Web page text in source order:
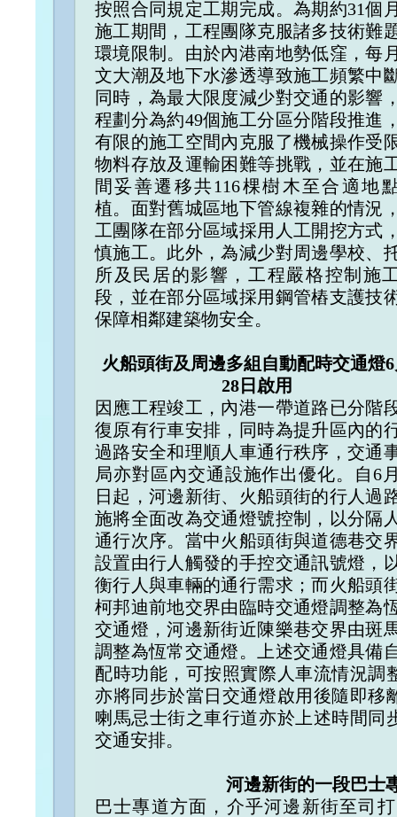
按照合同規定工期完成。為期約31個
施工期間，工程團隊克服諸多技術難
環境限制。由於內港南地勢低窪，每
文大潮及地下水滲透導致施工頻繁中
同時，為最大限度減少對交通的影響
程劃分為約49個施工分區分階段推進
有限的施工空間內克服了機械操作受
物料存放及運輸困難等挑戰，並在施
間妥善遷移共116棵樹木至合適地
植。面對舊城區地下管線複雜的情況
工團隊在部分區域採用人工開挖方式
慎施工。此外，為減少對周邊學校、
所及民居的影響，工程嚴格控制施
段，並在部分區域採用鋼管樁支護技
保障相鄰建築物安全。
火船頭街及周邊多組自動配時交通燈
28日啟用
因應工程竣工，內港一帶道路已分階
復原有行車安排，同時為提升區內的
過路安全和理順人車通行秩序，交通
局亦對區內交通設施作出優化。自6
日起，河邊新街、火船頭街的行人過
施將全面改為交通燈號控制，以分隔
通行次序。當中火船頭街與道德巷交
設置由行人觸發的手控交通訊號燈，
衡行人與車輛的通行需求；而火船頭
柯邦迪前地交界由臨時交通燈調整為
交通燈，河邊新街近陳樂巷交界由斑
調整為恆常交通燈。上述交通燈具備
配時功能，可按照實際人車流情況調
亦將同步於當日交通燈啟用後隨即移
喇馬忌士街之車行道亦於上述時間同
交通安排。
河邊新街的一段巴士
巴士專道方面，介乎河邊新街至司